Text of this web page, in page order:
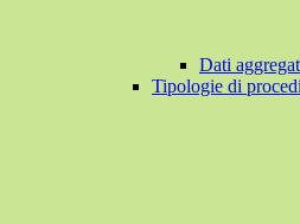
Dati
Tipologie di